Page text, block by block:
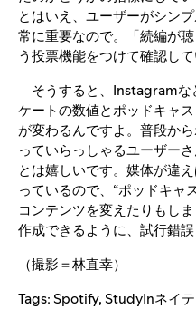
とはいえ、ユーザーがシン
常に重要なので。「続編が
う投票機能をつけて確認して
そうすると、Instagramな
ケートの数値とポッドキャ
が変わるんですよ。普段か
っていらっしゃるユーザー
とは嬉しいです。媒体が違
っているので、“ポッドキャ
コンテンツを変えたりもし
作成できるように、試行錯
（撮影＝林直幸）
Tags:Spotify,StudyInネイ